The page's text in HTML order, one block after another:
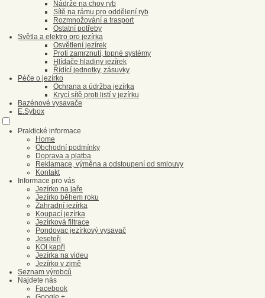
Nádrže na chov ryb
Sítě na rámu pro oddělení ryb
Rozmnožování a trasport
Ostatní potřeby
Světla a elektro pro jezírka
Osvětlení jezírek
Proti zamrznutí, topné systémy
Hlídače hladiny jezírek
Řídící jednotky, zásuvky
Péče o jezírko
Ochrana a údržba jezírka
Krycí sítě proti listí v jezírku
Bazénové vysavače
E.Sybox
Praktické informace
Home
Obchodní podmínky
Doprava a platba
Reklamace, výměna a odstoupení od smlouvy
Kontakt
Informace pro vás
Jezírko na jaře
Jezírko během roku
Zahradní jezírka
Koupací jezírka
Jezírková filtrace
Pondovac jezírkový vysavač
Jeseteři
KOI kapři
Jezírka na videu
Jezírko v zimě
Seznam výrobců
Najdete nás
Facebook